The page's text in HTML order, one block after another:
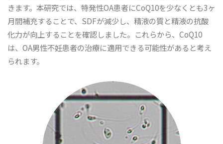
きます。本研究では、特発性OA患者にCoQ10を少なくとも3ヶ
月間補充することで、SDFが減少し、精液の質と精液の抗酸
化力が向上することを確認しました。これらから、CoQ10
は、OA男性不妊患者の治療に適用できる可能性があると考え
られます。